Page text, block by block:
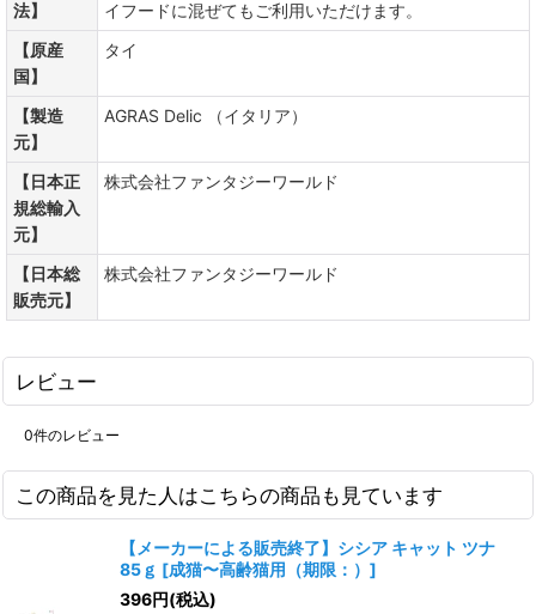
法】
イフードに混ぜてもご利用いただけます。
【原産
国】
タイ
【製造
元】
AGRAS Delic （イタリア）
【日本正
規総輸入
元】
株式会社ファンタジーワールド
【日本総
販売元】
株式会社ファンタジーワールド
レビュー
0件のレビュー
この商品を見た人はこちらの商品も見ています
【メーカーによる販売終了】シシア キャット ツナ
85ｇ [成猫〜高齢猫用（期限：） ]
396円(税込)